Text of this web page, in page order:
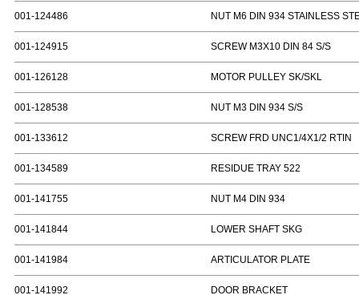
001-124486 NUT M6 DIN 934 STAINLESS
001-124915 SCREW M3X10 DIN 84 S/S
001-126128 MOTOR PULLEY SK/SKL
001-128538 NUT M3 DIN 934 S/S
001-133612 SCREW FRD UNC1/4X1/2 RTIN
001-134589 RESIDUE TRAY 522
001-141755 NUT M4 DIN 934
001-141844 LOWER SHAFT SKG
001-141984 ARTICULATOR PLATE
001-141992 DOOR BRACKET